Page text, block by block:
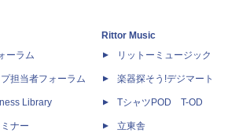
ーラム
担当者フォーラム
Library
ナー
Rittor Music
リットーミュージック
楽器探そう!デジマート
TシャツPOD T-OD
立東舎